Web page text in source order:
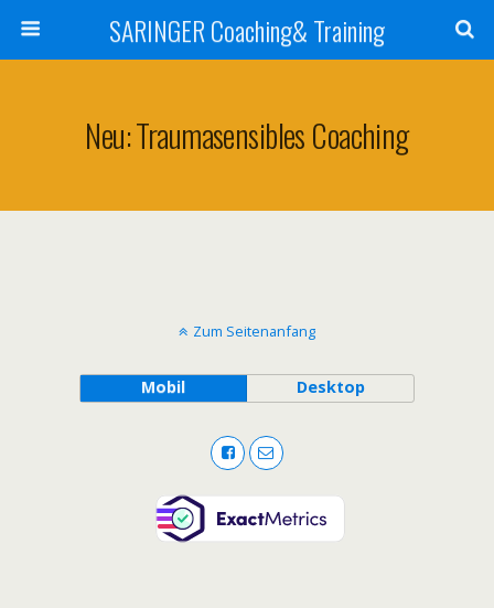
SARINGER Coaching& Training
Neu: Traumasensibles Coaching
Zum Seitenanfang
Mobil Desktop